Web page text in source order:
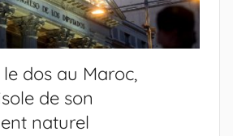
dos au Maroc,
de son
naturel